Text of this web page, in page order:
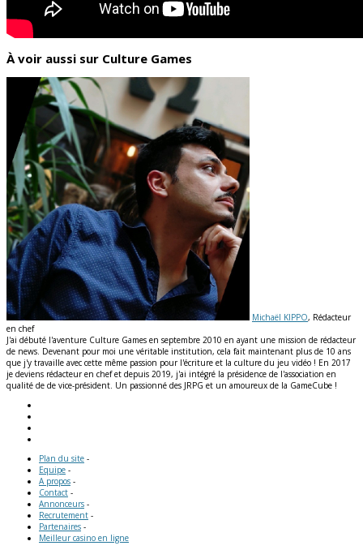
À voir aussi sur Culture Games
Michaël KIPPO, Rédacteur
en chef
J'ai débuté l'aventure Culture Games en septembre 2010 en ayant une mission de rédacteur
de news. Devenant pour moi une véritable institution, cela fait maintenant plus de 10 ans
que j'y travaille avec cette même passion pour l'écriture et la culture du jeu vidéo ! En 2017
je deviens rédacteur en chef et depuis 2019, j'ai intégré la présidence de l'association en
qualité de de vice-président. Un passionné des JRPG et un amoureux de la GameCube !
Plan du site -
Equipe -
A propos -
Contact -
Annonceurs -
Recrutement -
Partenaires -
Meilleur casino en ligne